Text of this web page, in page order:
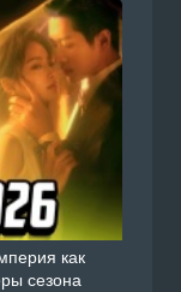
как
сезона